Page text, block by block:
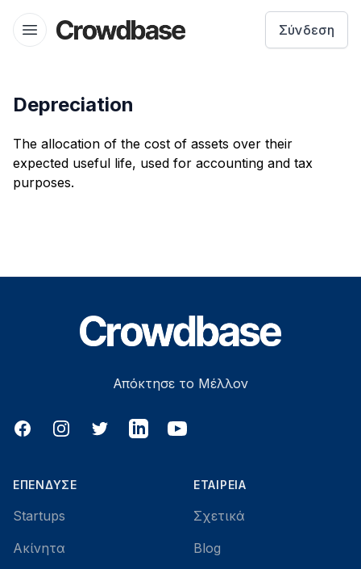
Open menu
Crowdbase logo Σύνδεση
Depreciation
The allocation of the cost of assets over their
expected useful life, used for accounting and tax
purposes.
Απόκτησε το Μέλλον
FacebookInstagramTwitter LinkedInYouTube
ΕΠΈΝΔΥΣΕ
Startups
Ακίνητα
ΕΤΑΙΡΕΊΑ
Σχετικά
Blog